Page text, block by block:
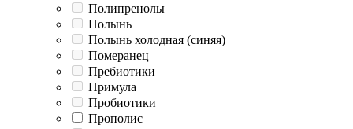
Полипренолы
Полынь
Полынь холодная (синяя)
Померанец
Пребиотики
Примула
Пробиотики
Прополис